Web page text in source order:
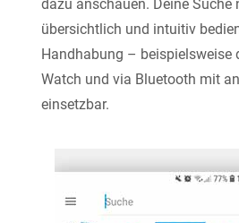
dazu anschauen. Deine
übersichtlich und intuitiv
Handhabung – beispielsweise
Watch und via Bluetooth mit
einsetzbar.